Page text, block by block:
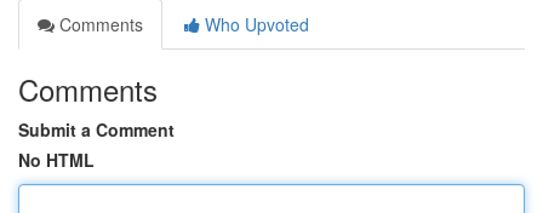
Comments
Who Upvoted
Comments
Submit a Comment
No HTML